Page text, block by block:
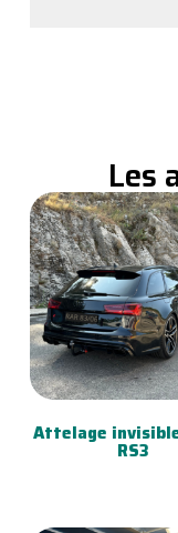
Les
Attelage
RS3